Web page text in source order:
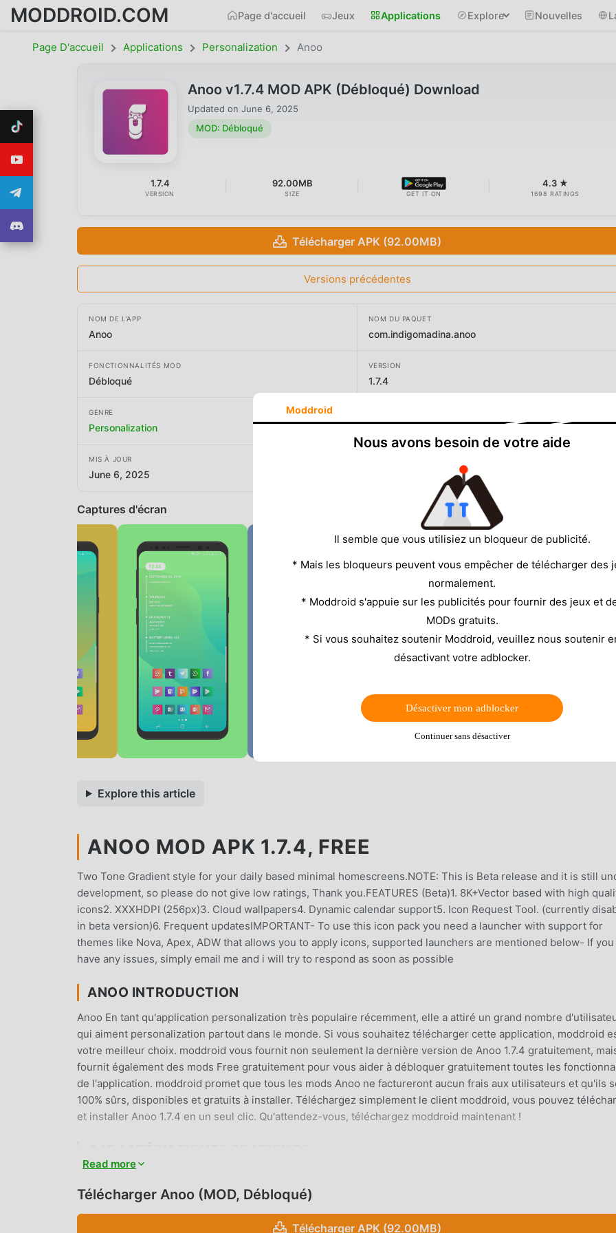
MODDROID.COM Page d'accueil Jeux Applications Explore Nouvelles
Page D'accueil Applications Personalization Anoo
Anoo v1.7.4 MOD APK (Débloqué) Download
Updated on June 6, 2025
MOD: Débloqué
1.7.4
VERSION
92.00MB
SIZE GET IT ON
4.3 ★
1698 RATINGS
Télécharger APK (92.00MB)
Versions précédentes
NOM DE L'APP
Anoo
NOM DU PAQUET
com.indigomadina.anoo
FONCTIONNALITÉS MOD
Débloqué
VERSION
1.7.4
GENRE
Personalization Indigo Madina
MIS À JOUR
June 6, 2025
Captures d'écran
Explore this article
ANOO MOD APK 1.7.4, FREE
Two Tone Gradient style for your daily based minimal homescreens.NOTE: This is Beta release and it is still
development, so please do not give low ratings, Thank you.FEATURES (Beta)1. 8K+Vector based with high
icons2. XXXHDPI (256px)3. Cloud wallpapers4. Dynamic calendar support5. Icon Request Tool. (currently
in beta version)6. Frequent updatesIMPORTANT- To use this icon pack you need a launcher with support for
themes like Nova, Apex, ADW that allows you to apply icons, supported launchers are mentioned below- If you
have any issues, simply email me and i will try to respond as soon as possible
ANOO INTRODUCTION
Anoo En tant qu'application personalization très populaire récemment, elle a attiré un grand nombre
qui aiment personalization partout dans le monde. Si vous souhaitez télécharger cette application, moddroid
votre meilleur choix. moddroid vous fournit non seulement la dernière version de Anoo 1.7.4 gratuitement,
fournit également des mods Free gratuitement pour vous aider à débloquer gratuitement toutes les
de l'application. moddroid promet que tous les mods Anoo ne factureront aucun frais aux utilisateurs et qu'ils
100% sûrs, disponibles et gratuits à installer. Téléchargez simplement le client moddroid, vous pouvez
et installer Anoo 1.7.4 en un seul clic. Qu'attendez-vous, téléchargez moddroid maintenant !
d'utilisateurs. Par rapport aux applications personalization traditionnelles, Anoo offre une expérience plus riche
découvrir toutes les fonctions, et c'est entièrement gratuit ! De plus, moddroid prend également en charge
Read more
Télécharger Anoo (MOD, Débloqué)
Télécharger APK (92.00MB)
Moddroid
Nous avons besoin de votre aide
Il semble que vous utilisiez un bloqueur de publicité.
* Mais les bloqueurs peuvent vous empêcher de télécharger des
normalement.
* Moddroid s'appuie sur les publicités pour fournir des jeux et
MODs gratuits.
* Si vous souhaitez soutenir Moddroid, veuillez nous soutenir
désactivant votre adblocker.
Désactiver mon adblocker
Continuer sans désactiver